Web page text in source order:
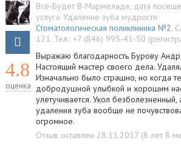
4.8
оценка
Всё-Будет В-Мармеладе, дата
услуга: Удаление зуба мудрости
Стоматологическая поликлиника №2,
121. Тел.: +7 (846) 995-41-50
Выражаю благодарность Бурову
Настоящий мастер своего дела.
Изначально было страшно, но когда
добродушной улыбкой и хорошим
улетучивается. Укол
удаления зуба вообще не
огромное.
Отзыв оставлен 28.11.2017 (8 лет 8